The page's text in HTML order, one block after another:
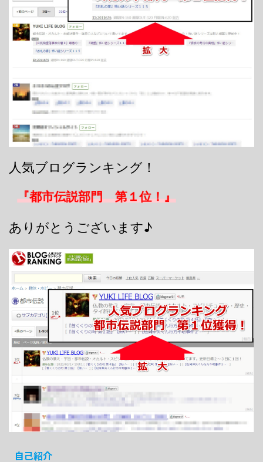
人気ブログランキング！
『都市伝説部門 第１位！』
ありがとうございます♪
自己紹介